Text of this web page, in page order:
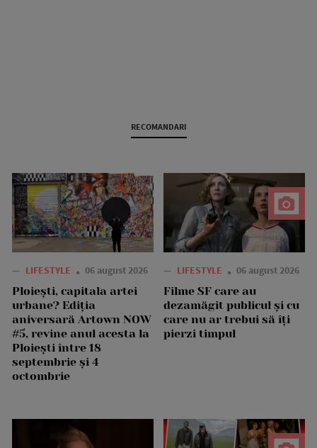
RECOMANDARI
— LIFESTYLE 06 august 2026
Ploiești, capitala artei
urbane? Ediția
aniversară Artown NOW
#5, revine anul acesta la
Ploiești între 18
septembrie și 4
octombrie
— LIFESTYLE 06 august 2026
Filme SF care au
dezamăgit publicul și cu
care nu ar trebui să îți
pierzi timpul